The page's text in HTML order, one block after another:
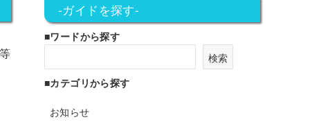
-ガイドを探す-
■ワードから探す
検索
■カテゴリから探す
お知らせ